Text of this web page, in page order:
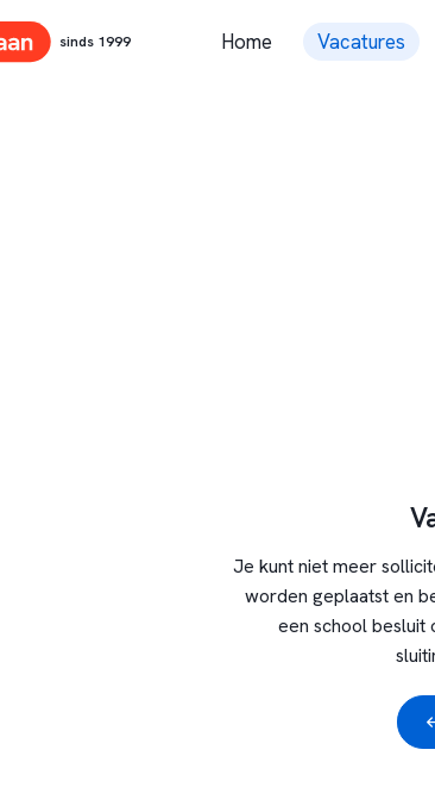
sinds 1999 Home Vacatures
Je kunt niet meer
worden geplaatst en
een school besluit